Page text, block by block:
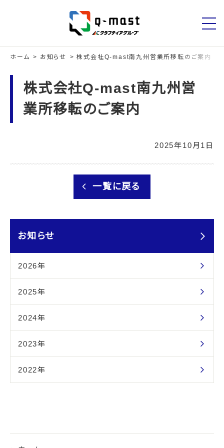
ホーム お知らせ 株式会社Q-mast南九州営業所移転のご案内
株式会社Q-mast南九州営
業所移転のご案内
2025年10月1日
一覧に戻る
お知らせ
2026年
2025年
2024年
2023年
2022年